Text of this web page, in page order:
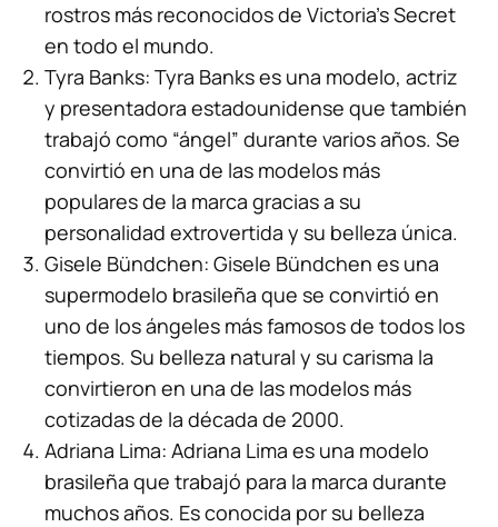
rostros más reconocidos de Victoria’s Secret
en todo el mundo.
Tyra Banks: Tyra Banks es una modelo, actriz
y presentadora estadounidense que también
trabajó como “ángel” durante varios años. Se
convirtió en una de las modelos más
populares de la marca gracias a su
personalidad extrovertida y su belleza única.
Gisele Bündchen: Gisele Bündchen es una
supermodelo brasileña que se convirtió en
uno de los ángeles más famosos de todos los
tiempos. Su belleza natural y su carisma la
convirtieron en una de las modelos más
cotizadas de la década de 2000.
Adriana Lima: Adriana Lima es una modelo
brasileña que trabajó para la marca durante
muchos años. Es conocida por su belleza